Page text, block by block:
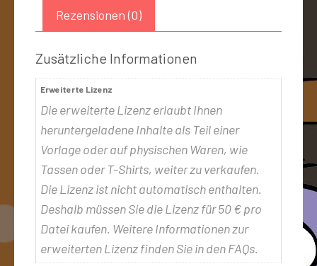
Rezensionen (0)
Zusätzliche Informationen
Erweiterte Lizenz
Die erweiterte Lizenz erlaubt Ihnen
heruntergeladene Inhalte als Teil einer
Vorlage oder auf physischen Waren, wie
Tassen oder T-Shirts, weiter zu verkaufen.
Die Lizenz ist nicht automatisch enthalten.
Deshalb müssen Sie die Lizenz für 50 € pro
Datei kaufen. Weitere Informationen zur
erweiterten Lizenz finden Sie in den FAQs.